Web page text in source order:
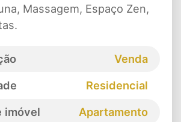
Massagem, Espaço Zen,
Venda
Residencial
imóvel
Apartamento